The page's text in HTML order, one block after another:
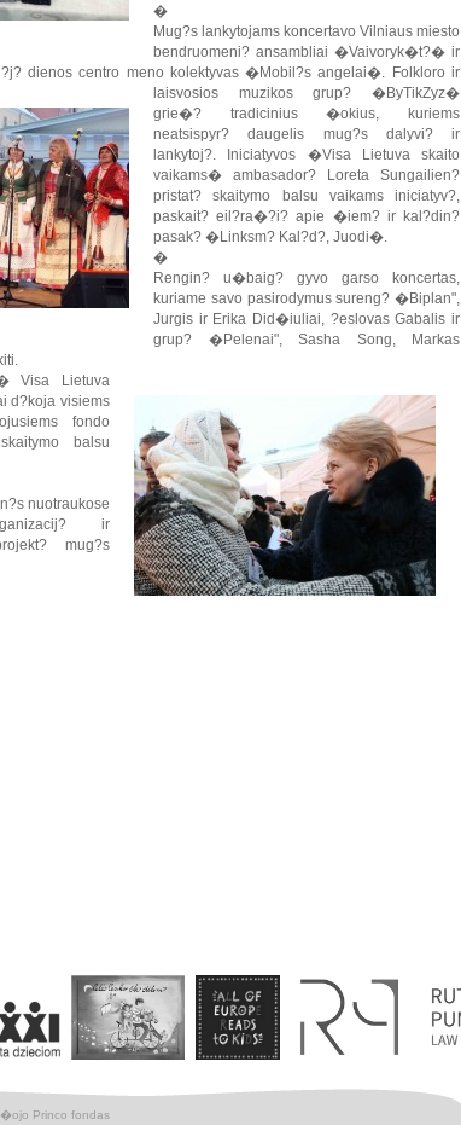
�
Mug?s lankytojams koncertavo Vilniaus miesto
bendruomeni? ansambliai �Vaivoryk�t?� ir
dienos centro meno kolektyvas �Mobil?s angelai�. Folkloro ir
laisvosios muzikos grup? �ByTikZyz�
grie�? tradicinius �okius, kuriems
neatsispyr? daugelis mug?s dalyvi? ir
lankytoj?. Iniciatyvos �Visa Lietuva skaito
vaikams� ambasador? Loreta Sungailien?
pristat? skaitymo balsu vaikams iniciatyv?,
paskait? eil?ra�?i? apie �iem? ir kal?din?
pasak? �Linksm? Kal?d?, Juodi�.
�
Rengin? u�baig? gyvo garso koncertas,
kuriame savo pasirodymus sureng? �Biplan",
Jurgis ir Erika Did�iuliai, ?eslovas Gabalis ir
grup? �Pelenai", Sasha Song, Markas
Visa Lietuva
visiems
fondo
balsu
nuotraukose
ir
mug?s
Princo fondas